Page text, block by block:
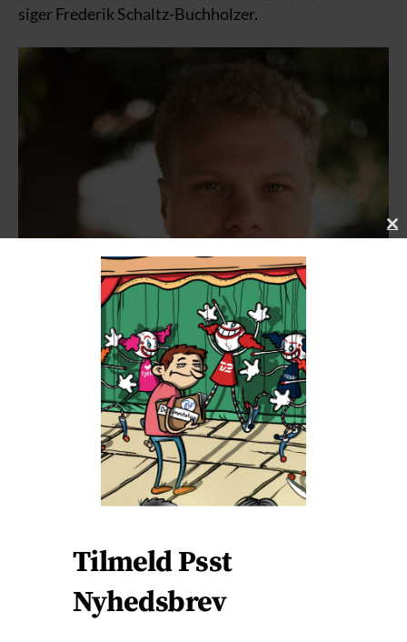
siger Frederik Schaltz-Buchholzer.
“Verdenssamfundet skylder børnene at tage dette meget
alvorligt og undersøge det til bunds.”Frederik Schaltz-
Buchholzer perspektiverer en central del af grundlaget for
RFK Jr.’s beslutning for Psst!s læsere. Privatfoto.
Læs også: ‘De samme 10’: Frederik Schaltz-
C
Tilmeld Psst
Nyhedsbrev